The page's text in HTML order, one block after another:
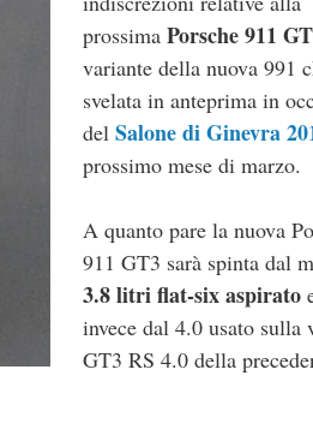
prossima Porsche 911
variante della nuova 991
svelata in anteprima in
del Salone di Ginevra
prossimo mese di marzo.
A quanto pare la nuova
911 GT3 sarà spinta dal
3.8 litri flat-six aspirato
invece dal 4.0 usato sulla
GT3 RS 4.0 della